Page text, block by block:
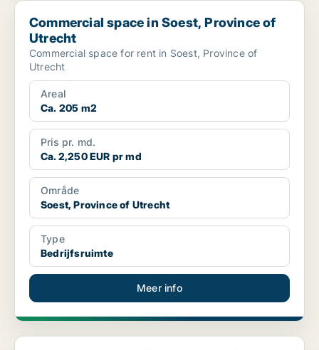
Commercial space in Soest, Province of Utrecht
Commercial space in Soest, Province of
Utrecht
Commercial space for rent in Soest, Province of
Utrecht
Areal
Ca. 205 m2
Pris pr. md.
Ca. 2,250 EUR pr md
Område
Soest, Province of Utrecht
Type
Bedrijfsruimte
Meer info
Commercial space in Soest, Province of Utrecht